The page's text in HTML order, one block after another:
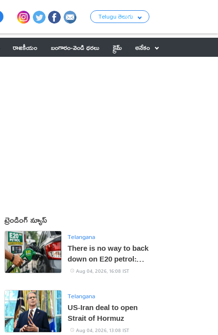
Telugu తెలుగు
రాజకీయం బంగారం-వెండి ధరలు క్రైమ్
అనేకం
ట్రెండింగ్ న్యూస్
Telangana
There is no way to back
down on E20 petrol:
Centre
Aug 04, 2026, 16:08 IST
Telangana
US-Iran deal to open
Strait of Hormuz
Aug 04, 2026, 13:08 IST